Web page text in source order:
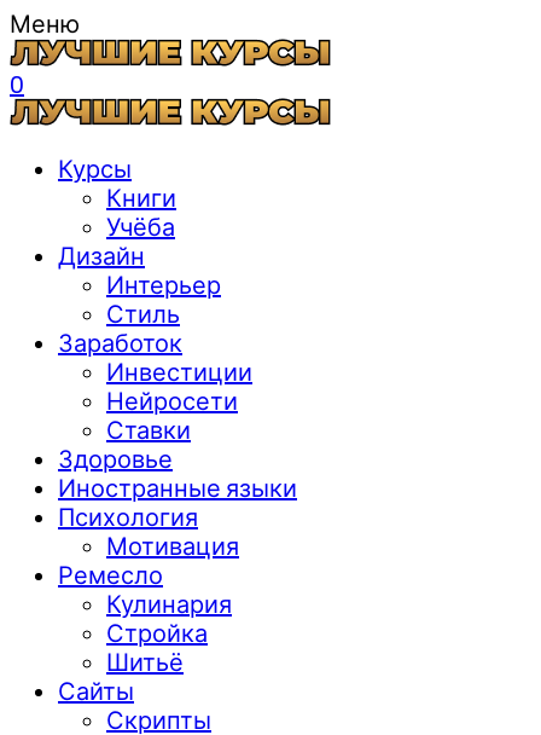
Меню
0
Курсы
Книги
Учёба
Дизайн
Интерьер
Стиль
Заработок
Инвестиции
Нейросети
Ставки
Здоровье
Иностранные языки
Психология
Мотивация
Ремесло
Кулинария
Стройка
Шитьё
Сайты
Скрипты